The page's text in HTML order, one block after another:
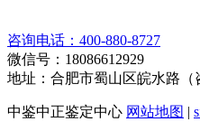
咨询电话：400-880-8727
微信号：18086612929
地址：合肥市蜀山区皖水路（
中鉴中正鉴定中心 网站地图 |